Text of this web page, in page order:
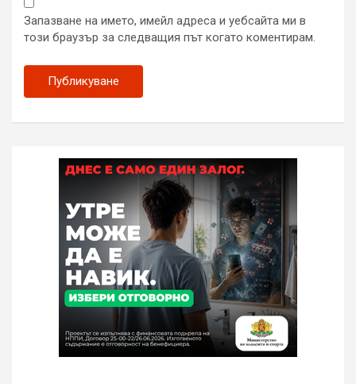
Запазване на името, имейл адреса и уебсайта ми в
този браузър за следващия път когато коментирам.